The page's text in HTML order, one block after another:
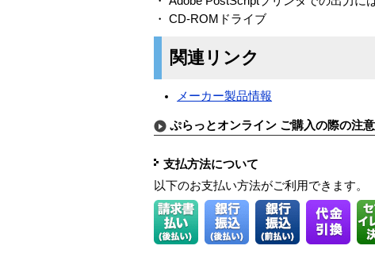
・ CD-ROMドライブ
関連リンク
メーカー製品情報
ぷらっとオンライン ご購入の際の注
支払方法について
以下のお支払い方法がご利用できます。